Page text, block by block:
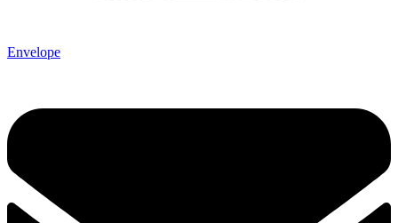
Envelope